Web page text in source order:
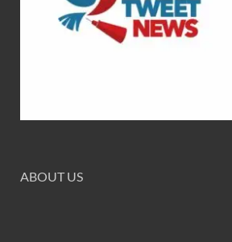
ABOUT US